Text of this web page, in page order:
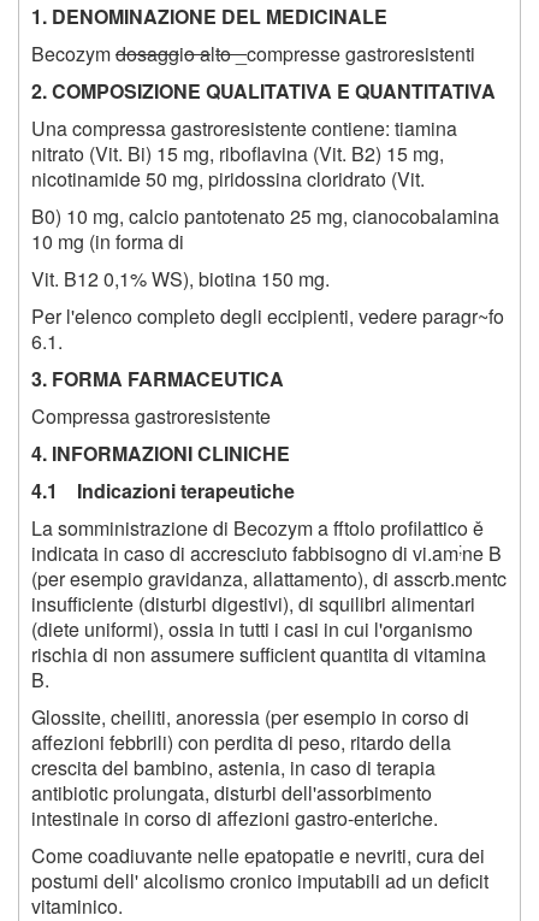
1. DENOMINAZIONE DEL MEDICINALE
Becozymdosaggio alto _compresse gastroresistenti
2. COMPOSIZIONE QUALITATIVA E QUANTITATIVA
Una compressa gastroresistente contiene: tiamina
nitrato (Vit. Bi) 15 mg, riboflavina (Vit. B2) 15 mg,
nicotinamide 50 mg, piridossina cloridrato (Vit.
B0) 10 mg, calcio pantotenato 25 mg, cianocobalamina
10 mg (in forma di
Vit. B120,1% WS), biotina 150 mg.
Per l'elenco completo degli eccipienti, vedere paragr~fo
6.1.
3. FORMA FARMACEUTICA
Compressa gastroresistente
4. INFORMAZIONI CLINICHE
4.1 Indicazioni terapeutiche
La somministrazione di Becozym a fftolo profilattico ě
indicata in caso di accresciuto fabbisogno di vi.am;ne B
(per esempio gravidanza, allattamento), di asscrb.mentc
insufficiente (disturbi digestivi), di squilibri alimentari
(diete uniformi), ossia in tutti i casi in cui l'organismo
rischia di non assumere sufficient quantita di vitamina
B.
Glossite, cheiliti, anoressia (per esempio in corso di
affezioni febbrili) con perdita di peso, ritardo della
crescita del bambino, astenia, in caso di terapia
antibiotic prolungata, disturbi dell'assorbimento
intestinale in corso di affezioni gastro-enteriche.
Come coadiuvante nelle epatopatie e nevriti, cura dei
postumi dell' alcolismo cronico imputabili ad un deficit
vitaminico.